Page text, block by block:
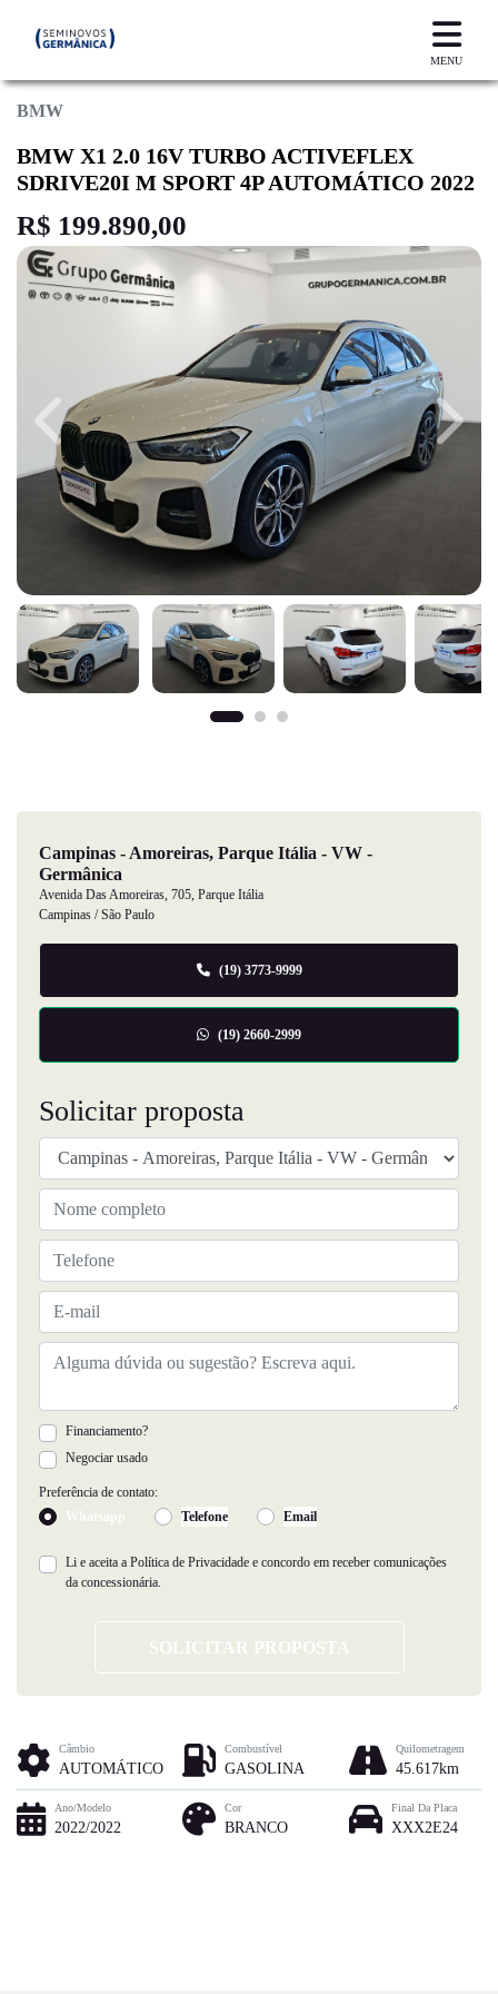
MENU
BMW
BMW X1 2.0 16V TURBO ACTIVEFLEX
SDRIVE20I M SPORT 4P AUTOMÁTICO 2022
R$ 199.890,00
Previous Next
Campinas - Amoreiras, Parque Itália - VW -
Germânica
Avenida Das Amoreiras, 705, Parque Itália
Campinas / São Paulo
(19) 3773-9999
(19) 2660-2999
Solicitar proposta
Financiamento?
Negociar usado
Preferência de contato:
Whatsapp
Telefone Email
Li e aceita a Política de Privacidade e concordo em receber comunicações
da concessionária.
SOLICITAR PROPOSTA
Câmbio
AUTOMÁTICO
Combustível
GASOLINA
Quilometragem
45.617km
Ano/Modelo
2022/2022
Cor
BRANCO
Final Da Placa
XXX2E24